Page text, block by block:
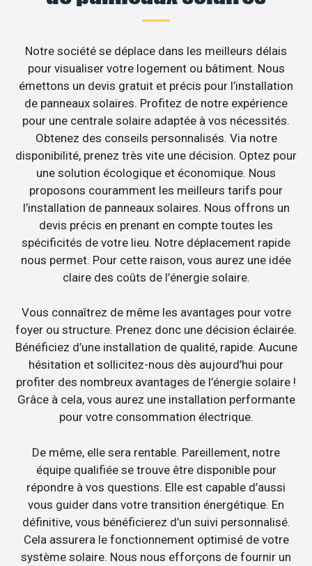
Notre société se déplace dans les meilleurs délais
pour visualiser votre logement ou bâtiment. Nous
émettons un devis gratuit et précis pour l’installation
de panneaux solaires. Profitez de notre expérience
pour une centrale solaire adaptée à vos nécessités.
Obtenez des conseils personnalisés. Via notre
disponibilité, prenez très vite une décision. Optez pour
une solution écologique et économique. Nous
proposons couramment les meilleurs tarifs pour
l’installation de panneaux solaires. Nous offrons un
devis précis en prenant en compte toutes les
spécificités de votre lieu. Notre déplacement rapide
nous permet. Pour cette raison, vous aurez une idée
claire des coûts de l’énergie solaire.
Vous connaîtrez de même les avantages pour votre
foyer ou structure. Prenez donc une décision éclairée.
Bénéficiez d’une installation de qualité, rapide. Aucune
hésitation et sollicitez-nous dès aujourd’hui pour
profiter des nombreux avantages de l’énergie solaire !
Grâce à cela, vous aurez une installation performante
pour votre consommation électrique.
De même, elle sera rentable. Pareillement, notre
équipe qualifiée se trouve être disponible pour
répondre à vos questions. Elle est capable d’aussi
vous guider dans votre transition énergétique. En
définitive, vous bénéficierez d’un suivi personnalisé.
Cela assurera le fonctionnement optimisé de votre
système solaire. Nous nous efforçons de fournir un